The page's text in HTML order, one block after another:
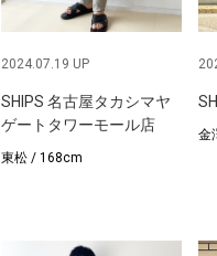
2024.07.19 UP
SHIPS 名古屋タカシマヤ
ゲートタワーモール店
東松 / 168cm
金